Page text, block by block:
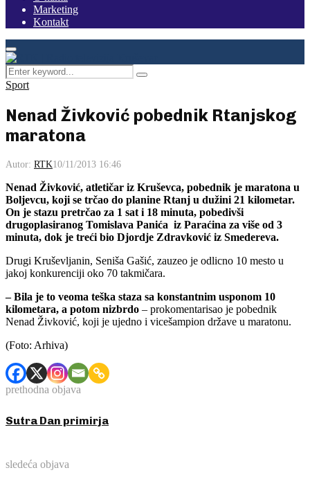
Marketing
Kontakt
Facebook
Instagram
Youtube
Primary
Menu
Search
for:
Pretraga
Sport
Nenad Živković pobednik Rtanjskog
maratona
Autor: RTK10/11/2013 16:46
Nenad Živković, atletičar iz Kruševca, pobednik je maratona u
Boljevcu, koji se trčao do planine Rtanj u dužini 21 kilometar.
On je stazu pretrčao za 1 sat i 18 minuta, pobedivši
drugoplasiranog Tomislava Panića iz Paraćina za više od 3
minuta, dok je treći bio Djordje Zdravković iz Smedereva.
Drugi Kruševljanin, Seniša Gašić, zauzeo je odlicno 10 mesto u
jakoj konkurenciji oko 70 takmičara.
– Bila je to veoma teška staza sa konstantnim usponom 10
kilometara, a potom nizbrdo – prokomentarisao je pobednik
Nenad Živković, koji je ujedno i vicešampion države u maratonu.
(Foto: Arhiva)
prethodna objava
Sutra Dan primirja
sledeća objava